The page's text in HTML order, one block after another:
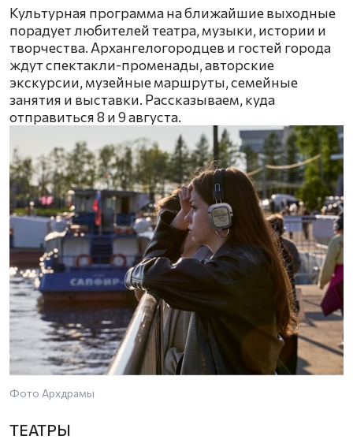
Культурная программа на ближайшие выходные
порадует любителей театра, музыки, истории и
творчества. Архангелогородцев и гостей города
ждут спектакли-променады, авторские
экскурсии, музейные маршруты, семейные
занятия и выставки. Рассказываем, куда
отправиться 8 и 9 августа.
Фото Архдрамы
ТЕАТРЫ